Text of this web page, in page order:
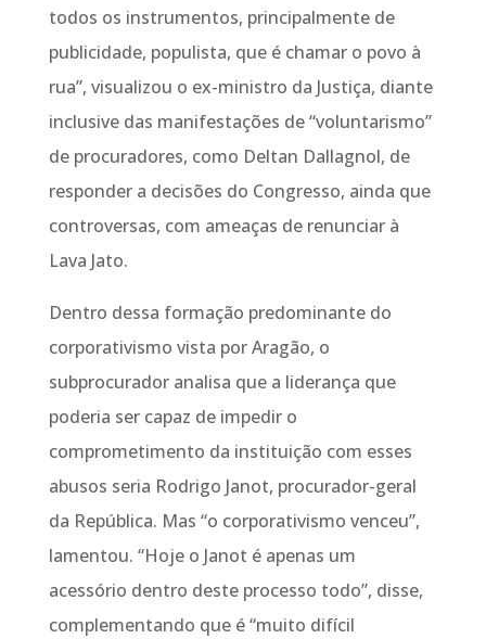
todos os instrumentos, principalmente de
publicidade, populista, que é chamar o povo à
rua”, visualizou o ex-ministro da Justiça, diante
inclusive das manifestações de “voluntarismo”
de procuradores, como Deltan Dallagnol, de
responder a decisões do Congresso, ainda que
controversas, com ameaças de renunciar à
Lava Jato.
Dentro dessa formação predominante do
corporativismo vista por Aragão, o
subprocurador analisa que a liderança que
poderia ser capaz de impedir o
comprometimento da instituição com esses
abusos seria Rodrigo Janot, procurador-geral
da República. Mas “o corporativismo venceu”,
lamentou. “Hoje o Janot é apenas um
acessório dentro deste processo todo”, disse,
complementando que é “muito difícil